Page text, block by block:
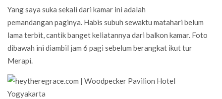
Yang saya suka sekali dari kamar ini adalah
pemandangan paginya. Habis subuh sewaktu matahari belum
lama terbit, cantik banget keliatannya dari balkon kamar. Foto
dibawah ini diambil jam 6 pagi sebelum berangkat ikut tur
Merapi.